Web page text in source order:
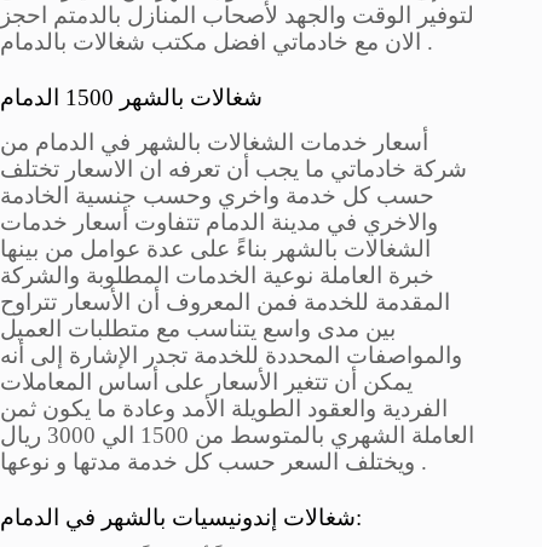
لتوفير الوقت والجهد لأصحاب المنازل بالدمتم احجز
الان مع خادماتي افضل مكتب شغالات بالدمام .
شغالات بالشهر 1500 الدمام
أسعار خدمات الشغالات بالشهر في الدمام من
شركة خادماتي ما يجب أن تعرفه ان الاسعار تختلف
حسب كل خدمة واخري وحسب جنسية الخادمة
والاخري في مدينة الدمام تتفاوت أسعار خدمات
الشغالات بالشهر بناءً على عدة عوامل من بينها
خبرة العاملة نوعية الخدمات المطلوبة والشركة
المقدمة للخدمة فمن المعروف أن الأسعار تتراوح
بين مدى واسع يتناسب مع متطلبات العميل
والمواصفات المحددة للخدمة تجدر الإشارة إلى أنه
يمكن أن تتغير الأسعار على أساس المعاملات
الفردية والعقود الطويلة الأمد وعادة ما يكون ثمن
العاملة الشهري بالمتوسط من 1500 الي 3000 ريال
ويختلف السعر حسب كل خدمة مدتها و نوعها .
شغالات إندونيسيات بالشهر في الدمام: